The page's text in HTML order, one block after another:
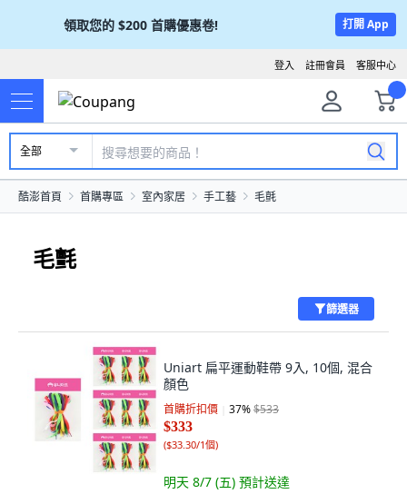
領取您的 $200 首購優惠卷! 打開 App
客服中心
註冊會員
登入
全部
酷澎首頁 首購專區 室內家居 手工藝 毛氈
毛氈
篩選器
Uniart 扁平運動鞋帶 9入, 10個, 混合
顏色
首購折扣價 37%$533
$333
($33.30/1個)
明天 8/7 (五) 預計送達